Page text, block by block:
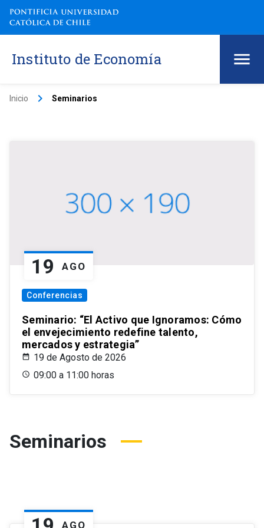
Instituto de Economía
Inicio keyboard_arrow_right Seminarios
19 AGO
Conferencias
Seminario: “El Activo que Ignoramos: Cómo
el envejecimiento redefine talento,
mercados y estrategia”
19 de Agosto de 2026
09:00 a 11:00 horas
Seminarios
AGO